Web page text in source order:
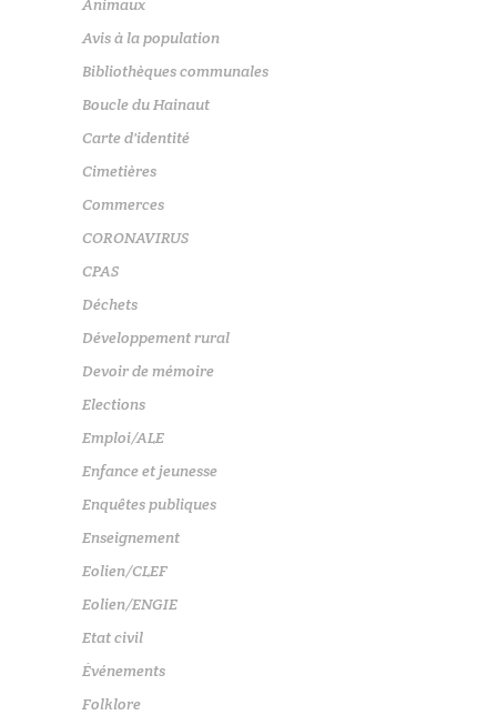
Animaux
Avis à la population
Bibliothèques communales
Boucle du Hainaut
Carte d'identité
Cimetières
Commerces
CORONAVIRUS
CPAS
Déchets
Développement rural
Devoir de mémoire
Elections
Emploi/ALE
Enfance et jeunesse
Enquêtes publiques
Enseignement
Eolien/CLEF
Eolien/ENGIE
Etat civil
Événements
Folklore